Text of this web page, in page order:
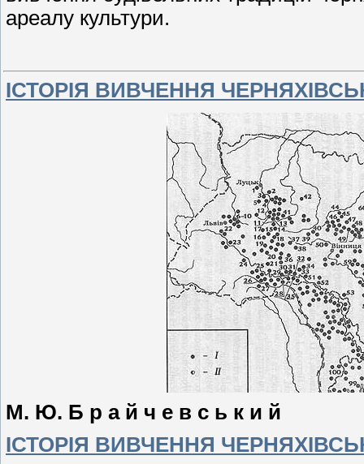
ареалу культури.
ІСТОРІЯ ВИВЧЕННЯ
М. Ю. Б р а й ч е в с ь к и й
ІСТОРІЯ ВИВЧЕННЯ